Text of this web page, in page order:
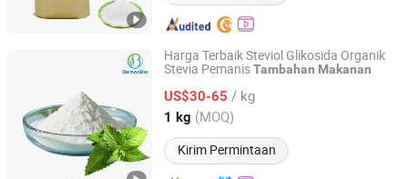
Harga Terbaik Steviol Glikosida Organik
Stevia PemanisTambahan Makanan
US$30-65 / kg
1 kg (MOQ)
Kirim Permintaan
Shanghai Beimoo Biotechnology Co., Ltd.
Shanghai, China Harga mulai 2025